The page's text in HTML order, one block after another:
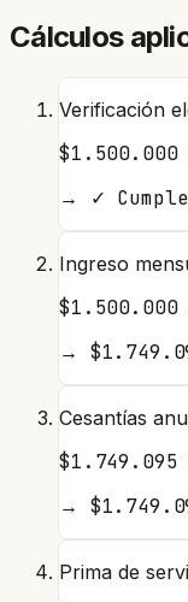
Cálculos
Verificación
→
✓ Cumple
Ingreso
$1.500.000
→
Cesantías
$1.749.095
→
Prima de